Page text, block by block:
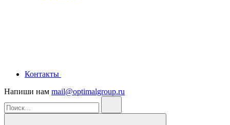
Контакты
Напиши нам mail@optimalgroup.ru